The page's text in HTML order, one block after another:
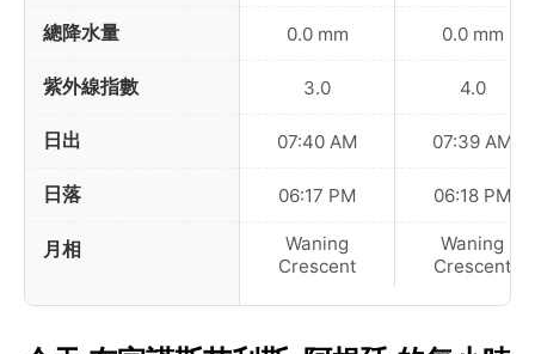
總降水量
紫外線指數
日出
日落
月相
0.0 mm
3.0
07:40 AM
06:17 PM
Waning
Crescent
0.0 mm
4.0
07:39 AM
06:18 PM
Waning
Crescent